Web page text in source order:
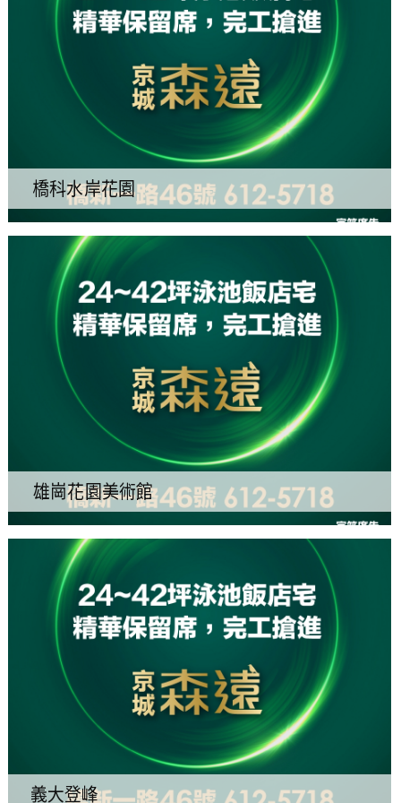
橋科水岸花園
雄崗花園美術館
義大登峰